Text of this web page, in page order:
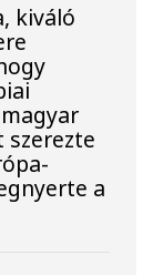
kiváló
a